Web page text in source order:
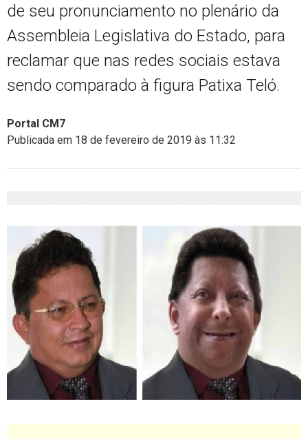
de seu pronunciamento no plenário da
Assembleia Legislativa do Estado, para
reclamar que nas redes sociais estava
sendo comparado à figura Patixa Teló.
Portal CM7
Publicada em 18 de fevereiro de 2019 às 11:32